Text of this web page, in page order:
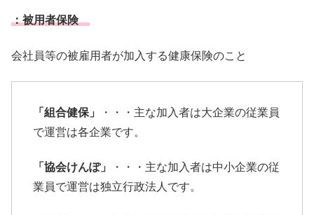
：被用者保険
会社員等の被雇用者が加入する健康保険のこと
「組合健保」
・・・主な加入者は大企業の従業員
で運営は各企業です。
「協会けんぽ」 ・・・ 主な加入者は中小企業の従
業員で運営は独立行政法人です。